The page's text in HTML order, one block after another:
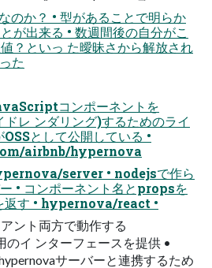
か？ • 型があることで明らか
が出来る • 数週間後の⾃分がこ
？といっ た曖昧さから解放され
た
コンポーネントを
ドレ ンダリング)するためのライ
として公開している •
airbnb/hypernova
server • nodejsで作ら
• コンポーネント名とpropsを
返す • hypernova/react •
ント両⽅で動作する
のイ ンターフェースを提供 •
サーバーと連携するため